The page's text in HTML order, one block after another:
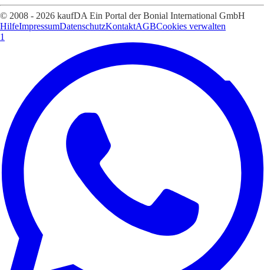
© 2008 - 2026 kaufDA Ein Portal der Bonial International GmbH
HilfeImpressumDatenschutzKontaktAGBCookies verwalten
1